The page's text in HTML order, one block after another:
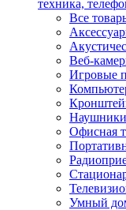
техника,
Все
Веб-
Игровые
Наушники
Офисная
Умный